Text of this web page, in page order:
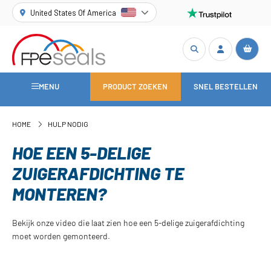
United States Of America
MENU PRODUCT ZOEKEN SNEL BESTELLEN
HOME HULP NODIG
HOE EEN 5-DELIGE
ZUIGERAFDICHTING TE
MONTEREN?
Bekijk onze video die laat zien hoe een 5-delige zuigerafdichting
moet worden gemonteerd.